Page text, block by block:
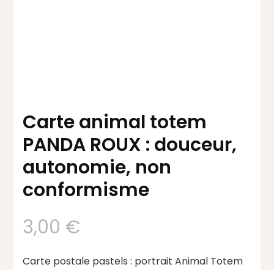
Carte animal totem
PANDA ROUX : douceur,
autonomie, non
conformisme
3,00 €
Carte postale pastels : portrait Animal Totem